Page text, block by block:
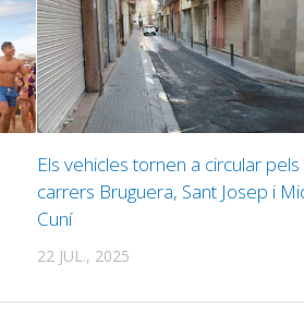
Els vehicles tornen a circular pels
carrers Bruguera, Sant Josep i
Cuní
22 JUL., 2025